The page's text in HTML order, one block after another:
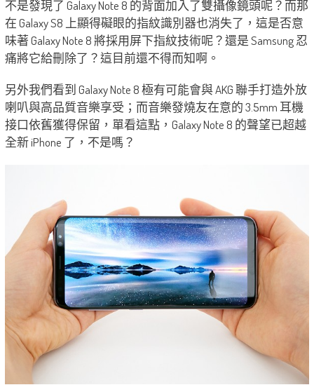
不是發現了 Galaxy Note 8 的背面加入了雙攝像鏡頭呢？而那
在 Galaxy S8 上顯得礙眼的指紋識別器也消失了，這是否意
味著 Galaxy Note 8 將採用屏下指紋技術呢？還是 Samsung 忍
痛將它給刪除了？這目前還不得而知啊。
另外我們看到 Galaxy Note 8 極有可能會與 AKG 聯手打造外放
喇叭與高品質音樂享受；而音樂發燒友在意的 3.5mm 耳機
接口依舊獲得保留，單看這點，Galaxy Note 8 的聲望已超越
全新 iPhone 了，不是嗎？